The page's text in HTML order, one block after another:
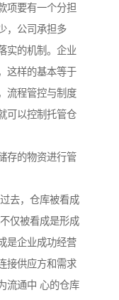
项要有一个分担
，公司承担多
实的机制。企业
这样的基本等于
流程管控与制度
可以控制托管仓
存的物资进行管
去，仓库被看成
仅被看成是形成
是企业成功经营
接供应方和需求
流通中 心的仓库